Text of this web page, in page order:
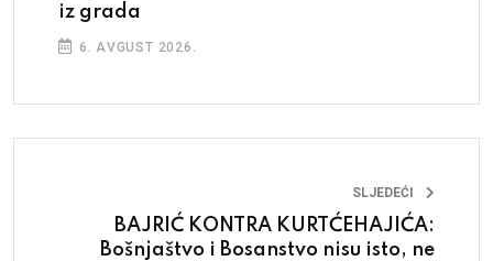
iz grada
6. AVGUST 2026.
SLJEDEĆI
BAJRIĆ KONTRA KURTĆEHAJIĆA:
Bošnjaštvo i Bosanstvo nisu isto, ne